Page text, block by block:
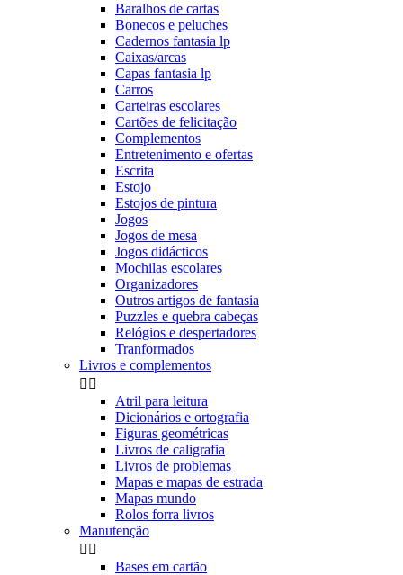
Baralhos de cartas
Bonecos e peluches
Cadernos fantasia lp
Caixas/arcas
Capas fantasia lp
Carros
Carteiras escolares
Cartões de felicitação
Complementos
Entretenimento e ofertas
Escrita
Estojo
Estojos de pintura
Jogos
Jogos de mesa
Jogos didácticos
Mochilas escolares
Organizadores
Outros artigos de fantasia
Puzzles e quebra cabeças
Relógios e despertadores
Tranformados
Livros e complementos
 
Atril para leitura
Dicionários e ortografia
Figuras geométricas
Livros de caligrafia
Livros de problemas
Mapas e mapas de estrada
Mapas mundo
Rolos forra livros
Manutenção
 
Bases em cartão